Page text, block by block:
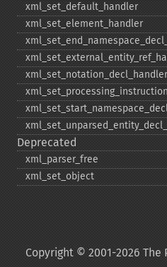
xml_​set_​default_​handler
xml_​set_​element_​handler
xml_​set_​notation_​decl_​handler
Deprecated
xml_​parser_​free
xml_​set_​object
Copyright © 2001-2026 The